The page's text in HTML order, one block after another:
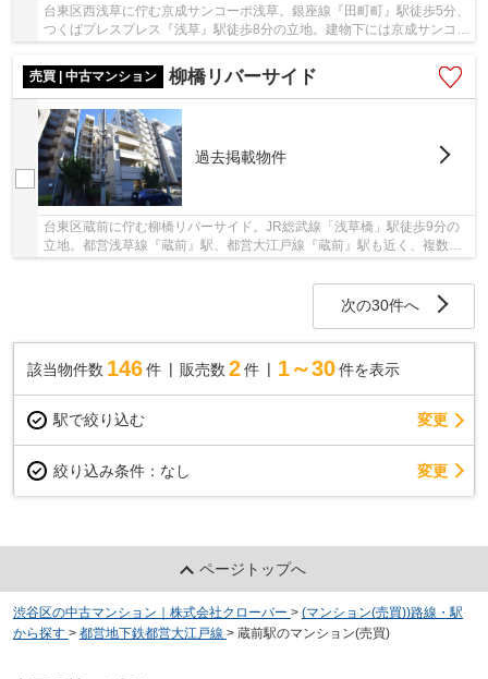
台東区西浅草に佇む京成サンコーポ浅草。銀座線『田町町』駅徒歩5分、
つくばプレスプレス『浅草』駅徒歩8分の立地。建物下には京成サンコー
売買 | 中古マンション
柳橋リバーサイド
過去掲載物件
台東区蔵前に佇む柳橋リバーサイド。JR総武線「浅草橋」駅徒歩9分の
立地。都営浅草線『蔵前』駅、都営大江戸線『蔵前』駅も近く、複数路
次の30件へ
該当物件数 146件 販売数 2 件 1～30 件を表示
駅で絞り込む 変更
絞り込み条件： なし 変更
ページトップへ
渋谷区の中古マンション｜株式会社クローバー > (マンション(売買))路線・駅
から探す > 都営地下鉄都営大江戸線 > 蔵前駅のマンション(売買)